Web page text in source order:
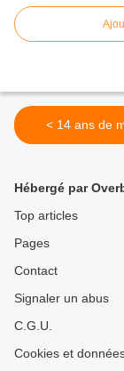
< 14 ans de
Hébergé par
Top articles
Pages
Contact
Signaler un abus
C.G.U.
Cookies et